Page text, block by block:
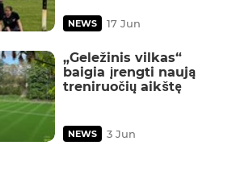
NEWS 17 Jun
„Geležinis vilkas“
baigia įrengti naują
treniruočių aikštę
NEWS 3 Jun